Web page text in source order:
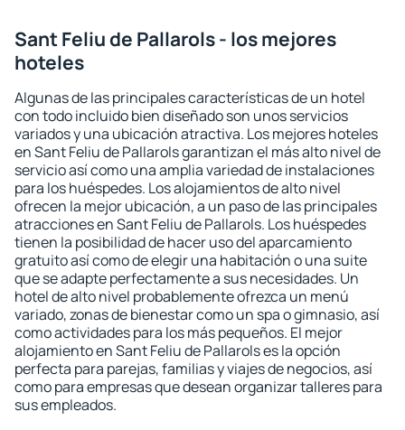
Sant Feliu de Pallarols - los mejores
hoteles
Algunas de las principales características de un hotel
con todo incluido bien diseñado son unos servicios
variados y una ubicación atractiva. Los mejores hoteles
en Sant Feliu de Pallarols garantizan el más alto nivel de
servicio así como una amplia variedad de instalaciones
para los huéspedes. Los alojamientos de alto nivel
ofrecen la mejor ubicación, a un paso de las principales
atracciones en Sant Feliu de Pallarols. Los huéspedes
tienen la posibilidad de hacer uso del aparcamiento
gratuito así como de elegir una habitación o una suite
que se adapte perfectamente a sus necesidades. Un
hotel de alto nivel probablemente ofrezca un menú
variado, zonas de bienestar como un spa o gimnasio, así
como actividades para los más pequeños. El mejor
alojamiento en Sant Feliu de Pallarols es la opción
perfecta para parejas, familias y viajes de negocios, así
como para empresas que desean organizar talleres para
sus empleados.